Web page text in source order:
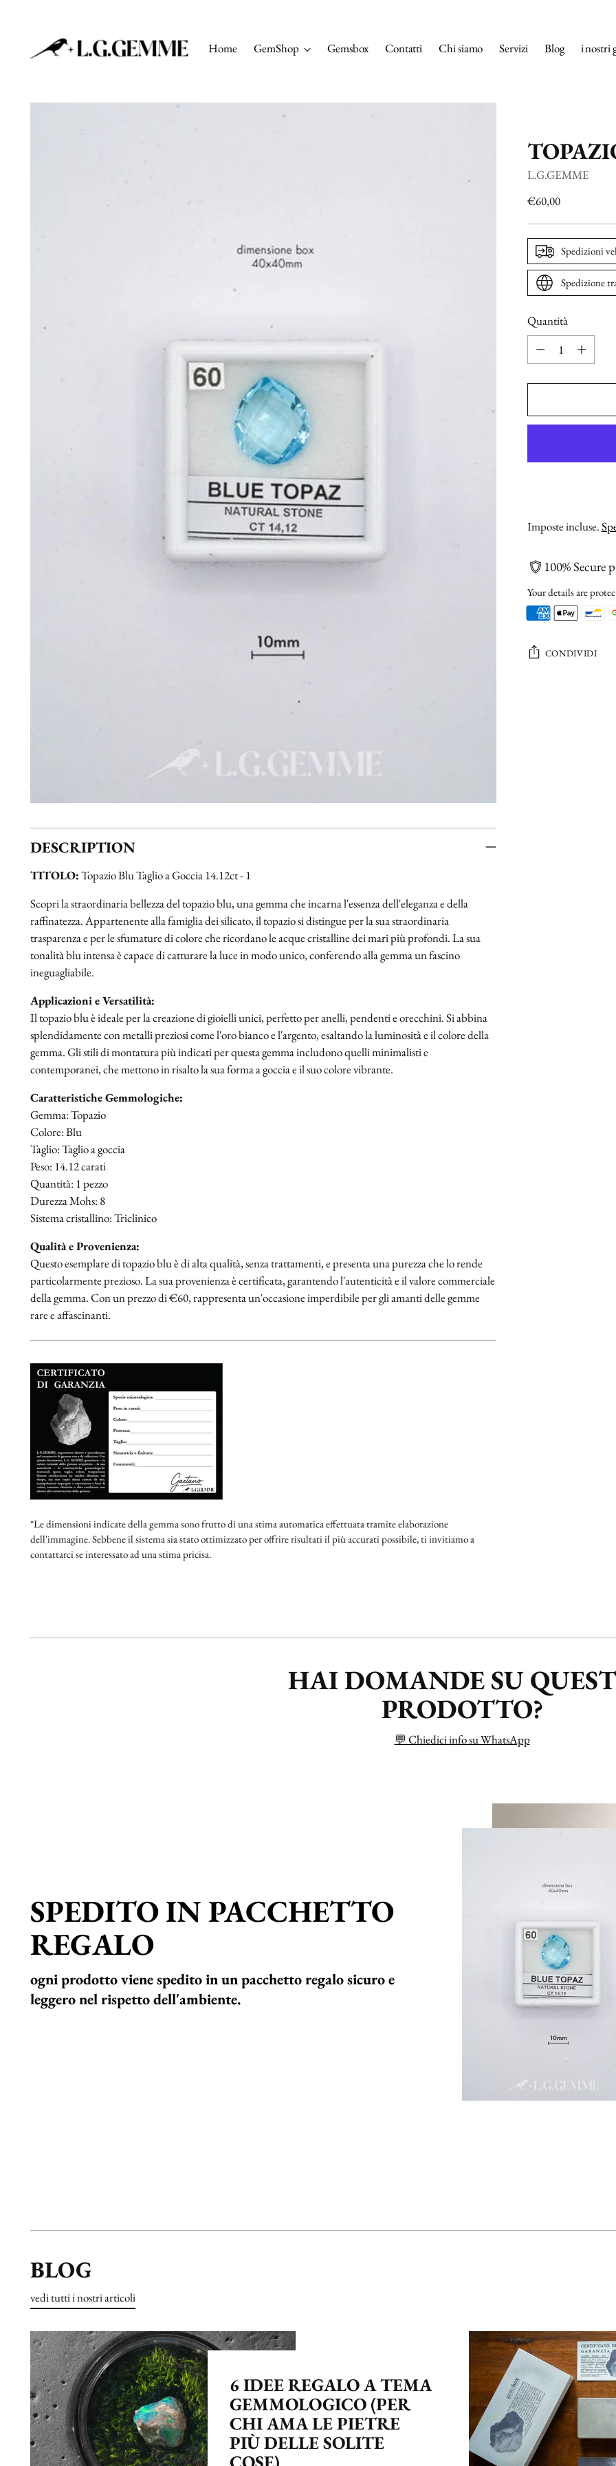
Home GemShop Gemsbox Contatti Chi siamo Servizi Blog i nostri
DESCRIPTION
TITOLO:Topazio Blu Taglio a Goccia 14.12ct - 1
Scopri la straordinaria bellezza del topazio blu, una gemma che incarna l'essenza dell'eleganza e della
raffinatezza. Appartenente alla famiglia dei silicato, il topazio si distingue per la sua straordinaria
trasparenza e per le sfumature di colore che ricordano le acque cristalline dei mari più profondi. La sua
tonalità blu intensa è capace di catturare la luce in modo unico, conferendo alla gemma un fascino
ineguagliabile.
Applicazioni e Versatilità:
Il topazio blu è ideale per la creazione di gioielli unici, perfetto per anelli, pendenti e orecchini. Si abbina
splendidamente con metalli preziosi come l'oro bianco e l'argento, esaltando la luminosità e il colore della
gemma. Gli stili di montatura più indicati per questa gemma includono quelli minimalisti e
contemporanei, che mettono in risalto la sua forma a goccia e il suo colore vibrante.
Caratteristiche Gemmologiche:
Gemma: Topazio
Colore: Blu
Taglio: Taglio a goccia
Peso: 14.12 carati
Quantità: 1 pezzo
Durezza Mohs: 8
Sistema cristallino: Triclinico
Qualità e Provenienza:
Questo esemplare di topazio blu è di alta qualità, senza trattamenti, e presenta una purezza che lo rende
particolarmente prezioso. La sua provenienza è certificata, garantendo l'autenticità e il valore commerciale
della gemma. Con un prezzo di €60, rappresenta un'occasione imperdibile per gli amanti delle gemme
rare e affascinanti.
*Le dimensioni indicate della gemma sono frutto di una stima automatica effettuata tramite elaborazione
dell'immagine. Sebbene il sistema sia stato ottimizzato per offrire risultati il più accurati possibile, ti invitiamo a
contattarci se interessato ad una stima pricisa.
L.G.GEMME
Prezzo
listino
€60,00
Spedizioni
Spedizione
Quantità
Quantità
Imposte incluse.
100% Secure
Your details are
CONDIVIDI
HAI DOMANDE SU
PRODOTTO?
💬 Chiedici info su WhatsApp
SPEDITO IN PACCHETTO
REGALO
ogni prodotto viene spedito in un pacchetto regalo sicuro e
leggero nel rispetto dell'ambiente.
BLOG
vedi tutti i nostri articoli
6 IDEE REGALO A TEMA
GEMMOLOGICO (PER
CHI AMA LE PIETRE
PIÙ DELLE SOLITE